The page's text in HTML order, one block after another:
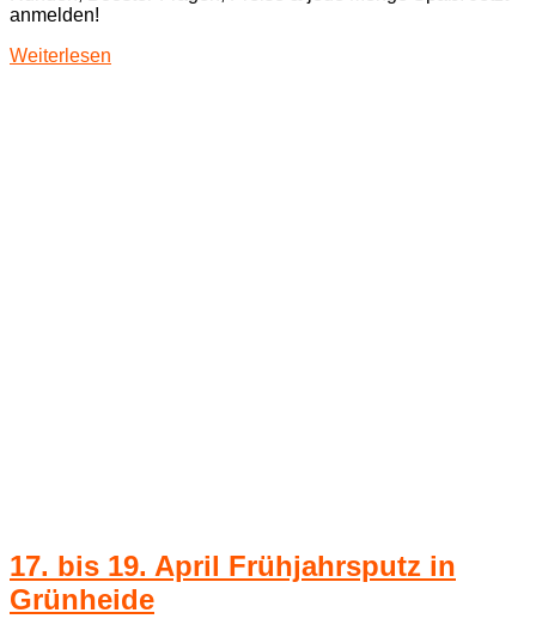
anmelden!
Weiterlesen
17. bis 19. April Frühjahrsputz in
Grünheide